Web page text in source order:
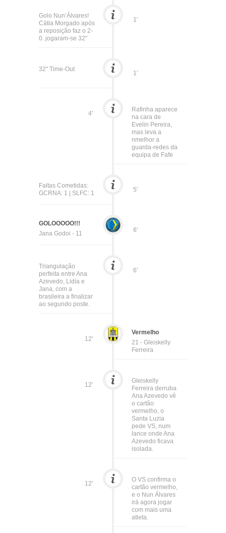
1'
Golo Nun’Álvares!
Cátia Morgado após
a reposição faz o 2-
0. jogaram-se 32"
1'
32" Time-Out
4'
Rafinha aparece
na cara de
Evelin Pereira,
mas leva a
nmelhor a
guarda-redes da
equipa de Fafe
5'
Faltas Cometidas:
GCRNA: 1 | SLFC: 1
6'
GOLOOOOO!!!
Jana Godoi - 11
6'
Triangulação
perfeita entre Ana
Azevedo, Lidía e
Jana, com a
brasileira a finalizar
ao segundo poste.
12'
Vermelho
21 - Gleiskelly
Ferreira
12'
Gleiskelly
Ferreira derruba
Ana Azevedo vê
o cartão
vermelho, o
Santa Luzia
pede VS, num
lance onde Ana
Azevedo ficava
isolada.
12'
O VS confirma o
cartão vermelho,
e o Nun Álvares
irá agora jogar
com mais uma
atleta.